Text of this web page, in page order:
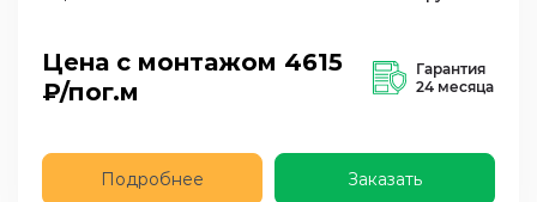
Цена с монтажом 4615
₽/пог.м
Гарантия
24 месяца
Подробнее Заказать